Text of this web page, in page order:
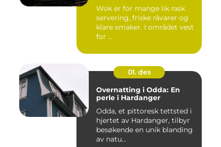
Wok er for mange lik rask
servering, friske råvarer og
klare smaker. I området vest
for ...
01. des
Overnatting i Odda: En
perle i Hardanger
Odda, et pittoresk tettsted i
hjertet av Hardanger, tilbyr
besøkende en unik blanding
av natu...